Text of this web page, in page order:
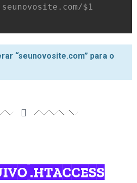
$1
“seunovosite.com” para o
.HTACCESS